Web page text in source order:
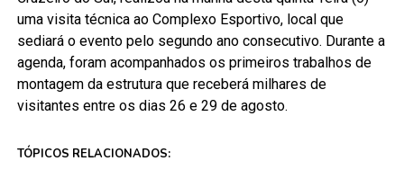
uma visita técnica ao Complexo Esportivo, local que
sediará o evento pelo segundo ano consecutivo. Durante a
agenda, foram acompanhados os primeiros trabalhos de
montagem da estrutura que receberá milhares de
visitantes entre os dias 26 e 29 de agosto.
TÓPICOS RELACIONADOS: